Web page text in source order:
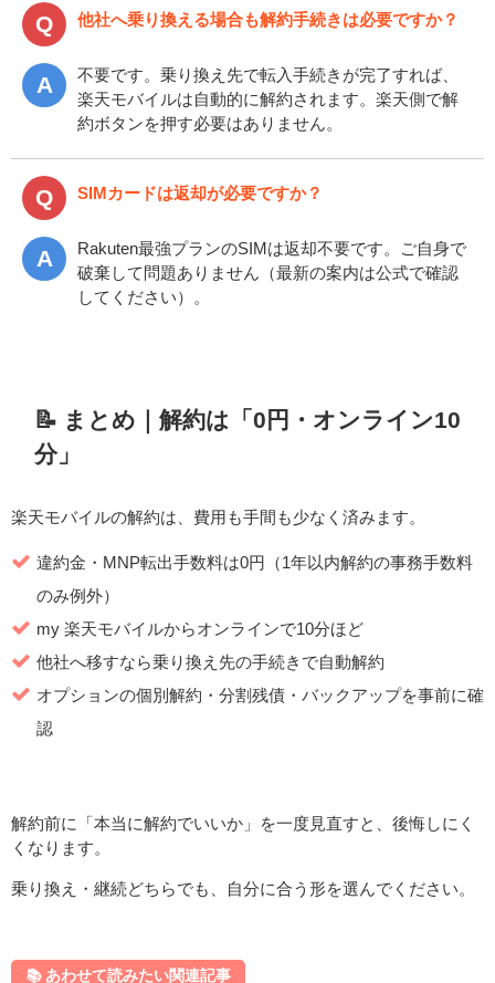
他社へ乗り換える場合も解約手続きは必要ですか？
不要です。乗り換え先で転入手続きが完了すれば、
楽天モバイルは自動的に解約されます。楽天側で解
約ボタンを押す必要はありません。
SIMカードは返却が必要ですか？
Rakuten最強プランのSIMは返却不要です。ご自身で
破棄して問題ありません（最新の案内は公式で確認
してください）。
📝 まとめ｜解約は「0円・オンライン10
分」
楽天モバイルの解約は、費用も手間も少なく済みます。
違約金・MNP転出手数料は0円（1年以内解約の事務手数料
のみ例外）
my 楽天モバイルからオンラインで10分ほど
他社へ移すなら乗り換え先の手続きで自動解約
オプションの個別解約・分割残債・バックアップを事前に確
認
解約前に「本当に解約でいいか」を一度見直すと、後悔しにく
くなります。
乗り換え・継続どちらでも、自分に合う形を選んでください。
📚️ あわせて読みたい関連記事